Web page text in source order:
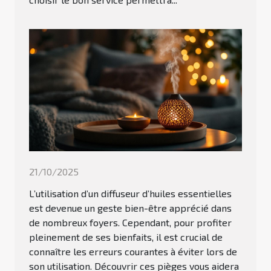
21/10/2025
L’utilisation d’un diffuseur d’huiles essentielles
est devenue un geste bien-être apprécié dans
de nombreux foyers. Cependant, pour profiter
pleinement de ses bienfaits, il est crucial de
connaître les erreurs courantes à éviter lors de
son utilisation. Découvrir ces pièges vous aidera